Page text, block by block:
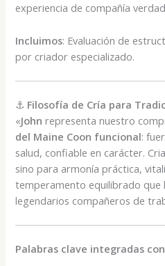
experiencia de compañía
Incluimos: Evaluación de
por criador especializado.
⚓ Filosofía de Cría para
«John representa nuestro
del Maine Coon funcional:
salud, confiable en carácter.
sino para armonía práctica,
temperamento equilibrado que
legendarios compañeros de
Palabras clave integradas